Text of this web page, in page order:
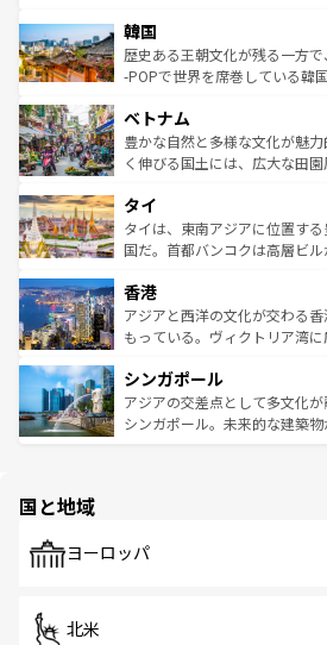
ワイを、存分に味わってほしい。 なお、新着のハワイ情
はコンテンツ一覧を参照して
いる。アクティビティも充実し
ビング、ハイキングなど、ア
い。オーストラリアの多彩な
参照してほしい。
ン）、静ひつな山岳地帯である
と山間の静けさが共存してお
驚きをもたらしてくれる。ま
容にもいいと評判のスイーツな
が味わえる。 なお、新着の
照してほしい。
韓国
歴史ある王朝文化が残る一方
-POPで世界を席巻している韓
き、地方に足を延ばせば四季折
できる。そして、キムチや焼
まで、さまざまな韓国料理が
リティに包まれながら、韓国の
わってみてほしい
覧を参照してほしい。
ベトナム
豊かな自然と多様な文化が魅
く伸びる国土には、広大な田
急速な発展と共に伝統が息づく
ーチミン市のフランス統治時
醸し出している。また、バラ
とつ。フォーやバインミー、ベ
ひ現地で味わいたい。どの地
が旅行者を迎えてくれるので
参照してほしい。
タイ
タイは、東南アジアに位置す
国だ。首都バンコクは高層ビ
の活気が交差している。北部で
帯で自然と触れ合い、南部で
いビーチでリゾート気分を楽
激する。気候は一年中温暖で、
が待っている。親しみやすい
た文化、そして多様な観光資
香港
アジアと西洋の文化が交わる
もっている。ヴィクトリア湾
み、どこを訪れても感動するは
ており、効率よく見どころを
うな絶景から文化的な体験ま
シンガポール
アジアの交差点として多文化
シンガポール。未来的な建築
で、ホーカーズは地元の風情を
国と地域
ヨーロッパ
北米